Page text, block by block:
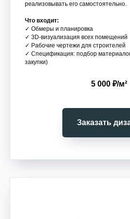
реализовывать его самостоятельно.
Что входит:
✓ Обмеры и планировка
✓ 3D-визуализация всех помещений
✓ Рабочие чертежи для строителей
✓ Спецификация: подбор
закупки)
5 000 ₽/м²
Заказать